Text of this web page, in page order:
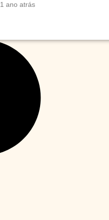
1 ano atrás